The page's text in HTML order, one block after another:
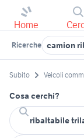
Home
Ricerche camion
Subito Veicoli
Cosa cerchi?